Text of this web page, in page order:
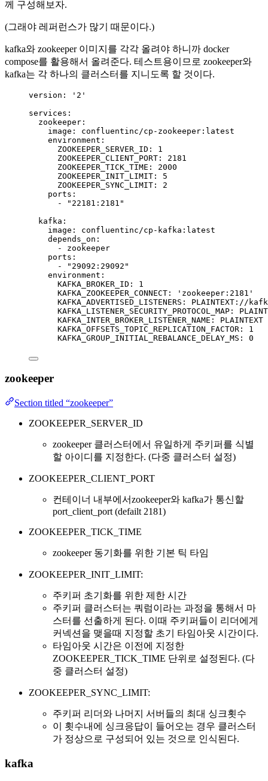
께 구성해보자.
(그래야 레퍼런스가 많기 때문이다.)
kafka와 zookeeper 이미지를 각각 올려야 하니까 docker
compose를 활용해서 올려준다. 테스트용이므로 zookeeper와
kafka는 각 하나의 클러스터를 지니도록 할 것이다.
version : ' 2 '
services :
zookeeper :
image : confluentinc/cp-zookeeper:latest
environment :
ZOOKEEPER_SERVER_ID : 1
ZOOKEEPER_CLIENT_PORT : 2181
ZOOKEEPER_TICK_TIME : 2000
ZOOKEEPER_INIT_LIMIT : 5
ZOOKEEPER_SYNC_LIMIT : 2
ports :
-
" 22181:2181 "
kafka :
image : confluentinc/cp-kafka:latest
depends_on :
- zookeeper
ports :
-
" 29092:29092 "
environment :
KAFKA_BROKER_ID : 1
KAFKA_ZOOKEEPER_CONNECT : ' zookeeper:2181 '
KAFKA_ADVERTISED_LISTENERS : PLAINTEXT://
KAFKA_LISTENER_SECURITY_PROTOCOL_MAP :
KAFKA_INTER_BROKER_LISTENER_NAME : PLAINTEXT
KAFKA_OFFSETS_TOPIC_REPLICATION_FACTOR : 1
KAFKA_GROUP_INITIAL_REBALANCE_DELAY_MS : 0
zookeeper
Section titled “zookeeper”
ZOOKEEPER_SERVER_ID
zookeeper 클러스터에서 유일하게 주키퍼를 식별
할 아이디를 지정한다. (다중 클러스터 설정)
ZOOKEEPER_CLIENT_PORT
컨테이너 내부에서zookeeper와 kafka가 통신할
port_client_port (defailt 2181)
ZOOKEEPER_TICK_TIME
zookeeper 동기화를 위한 기본 틱 타임
ZOOKEEPER_INIT_LIMIT:
주키퍼 초기화를 위한 제한 시간
주키퍼 클러스터는 쿼럼이라는 과정을 통해서 마
스터를 선출하게 된다. 이때 주키퍼들이 리더에게
커넥션을 맺을때 지정할 초기 타임아웃 시간이다.
타임아웃 시간은 이전에 지정한
ZOOKEEPER_TICK_TIME 단위로 설정된다. (다
중 클러스터 설정)
ZOOKEEPER_SYNC_LIMIT:
주키퍼 리더와 나머지 서버들의 최대 싱크횟수
이 횟수내에 싱크응답이 들어오는 경우 클러스터
가 정상으로 구성되어 있는 것으로 인식된다.
kafka